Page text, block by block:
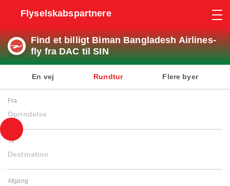
Flyselskabspartnere
Find et billigt Biman Bangladesh Airlines-
fly fra DAC til SIN
En vej Rundtur Flere byer
Fra
Oprindelse
Til
Destination
Afgang